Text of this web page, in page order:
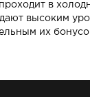
в
высоким
их